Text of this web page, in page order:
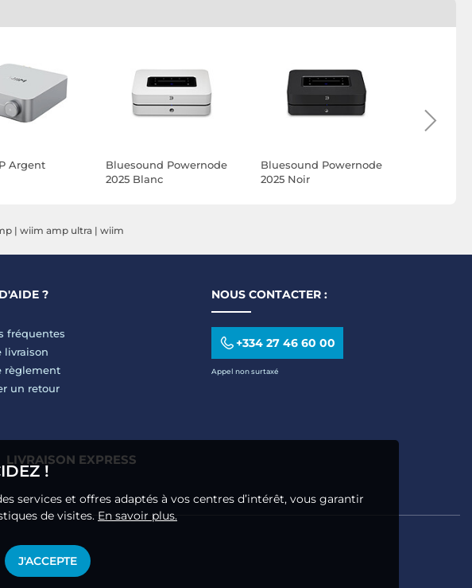
Argent
Bluesound Powernode
2025 Blanc
Bluesound Powernode
2025 Noir
| wiim amp ultra | wiim
?
fréquentes
livraison
règlement
un retour
NOUS CONTACTER :
+334 27 46 60 00
Appel non surtaxé
LIVRAISON EXPRESS
!
services et offres adaptés à vos centres d’intérêt, vous garantir
de visites. En savoir plus.
J'ACCEPTE